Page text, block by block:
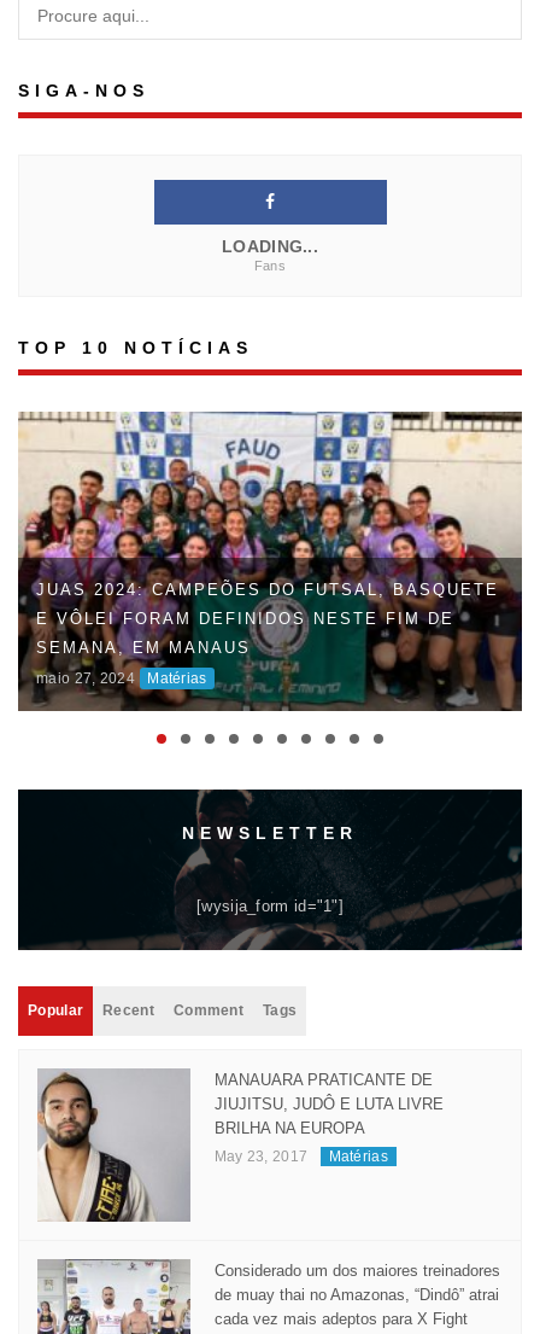
SIGA-NOS
LOADING...
Fans
TOP 10 NOTÍCIAS
JUAS 2024: CAMPEÕES DO FUTSAL, BASQUETE
E VÔLEI FORAM DEFINIDOS NESTE FIM DE
SEMANA, EM MANAUS
maio 27, 2024 Matérias
NEWSLETTER
[wysija_form id="1"]
Popular Recent Comment Tags
MANAUARA PRATICANTE DE
JIUJITSU, JUDÔ E LUTA LIVRE
BRILHA NA EUROPA
May 23, 2017 Matérias
Considerado um dos maiores treinadores
de muay thai no Amazonas, “Dindô” atrai
cada vez mais adeptos para X Fight